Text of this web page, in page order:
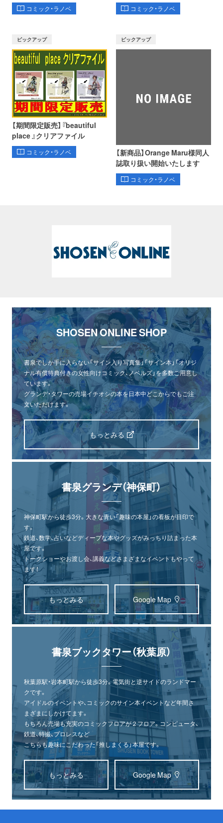
コミック・ラノベ コミック・ラノベ
ピックアップ
【期間限定販売】『beautiful
place 』クリアファイル
コミック・ラノベ
ピックアップ
【新商品】Orange Maru様同人
誌取り扱い開始いたします
コミック・ラノベ
SHOSEN ONLINE SHOP
書泉でしか手に入らない「サイン入り写真集」「サイン本」「オリジ
ナル有償特典付きの女性向けコミック、ノベルズ」を多数ご用意し
ています。
グランデ・タワーの売場イチオシの本を日本中どこからでもご注
文いただけます。
もっとみる
書泉グランデ（神保町）
神保町駅から徒歩3分。大きな青い「趣味の本屋」の看板が目印で
す。
鉄道、数学、占いなどディープな本やグッズがみっちり詰まった本
屋です。
トークショーやお渡し会、講義などさまざまなイベントもやって
ます！
もっとみる Google Map
書泉ブックタワー（秋葉原）
秋葉原駅・岩本町駅から徒歩3分。電気街と逆サイドのランドマー
クです。
アイドルのイベントや、コミックのサイン本イベントなど年間さ
まざまにしかけてます。
もちろん売場も充実のコミックフロアが２フロア。コンピュータ、
鉄道、特撮、プロレスなど
こちらも趣味にこだわった「推しまくる」本屋です。
もっとみる Google Map